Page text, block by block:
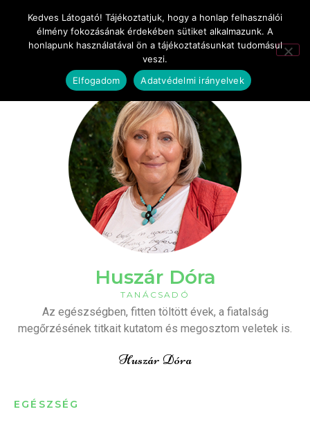
EGÉSZSÉG
Huszár Dóra
TANÁCSADÓ
Az egészségben, fitten töltött évek, a fiatalság
megőrzésének titkait kutatom és megosztom veletek is.
Huszár Dóra
Kedves Látogató! Tájékoztatjuk, hogy a honlap felhasználói
élmény fokozásának érdekében sütiket alkalmazunk. A
honlapunk használatával ön a tájékoztatásunkat tudomásul
veszi.
Elfogadom
Adatvédelmi irányelvek